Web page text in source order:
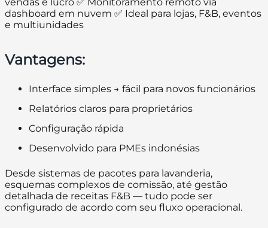
dashboard em nuvem ✅ Ideal para lojas, F&B, eventos
e multiunidades
Vantagens:
Interface simples → fácil para novos funcionários
Relatórios claros para proprietários
Configuração rápida
Desenvolvido para PMEs indonésias
Desde sistemas de pacotes para lavanderia,
esquemas complexos de comissão, até gestão
detalhada de receitas F&B — tudo pode ser
configurado de acordo com seu fluxo operacional.